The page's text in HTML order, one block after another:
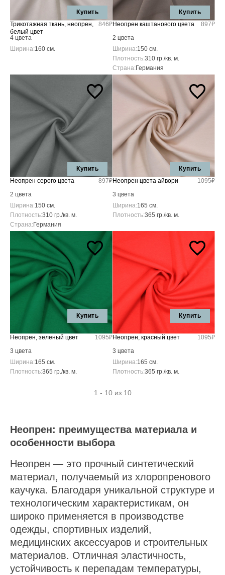
Купить
Трикотажная ткань, неопрен,
белый цвет
4 цвета
846₽
Ширина:160 см.
Купить
Неопрен каштанового цвета
2 цвета
897₽
Ширина:150 см.
Плотность:310 гр./кв. м.
Страна:Германия
Купить
Неопрен серого цвета
2 цвета
897₽
Ширина:150 см.
Плотность:310 гр./кв. м.
Страна:Германия
Купить
Неопрен цвета айвори
3 цвета
1095₽
Ширина:165 см.
Плотность:365 гр./кв. м.
Купить
Неопрен, зеленый цвет
3 цвета
1095₽
Ширина:165 см.
Плотность:365 гр./кв. м.
Купить
Неопрен, красный цвет
3 цвета
1095₽
Ширина:165 см.
Плотность:365 гр./кв. м.
1 - 10 из 10
Неопрен: преимущества материала и
особенности выбора
Неопрен — это прочный синтетический
материал, получаемый из хлоропренового
каучука. Благодаря уникальной структуре и
технологическим характеристикам, он
широко применяется в производстве
одежды, спортивных изделий,
медицинских аксессуаров и строительных
материалов. Отличная эластичность,
устойчивость к перепадам температуры,